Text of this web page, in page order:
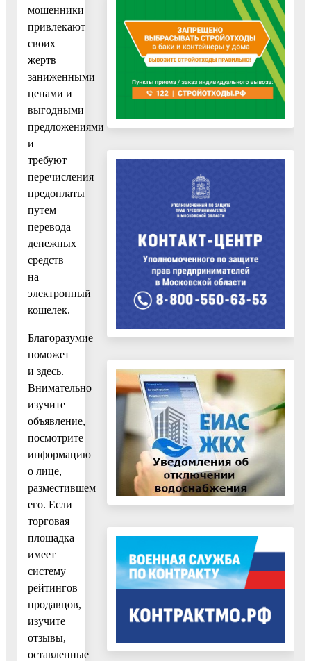
мошенники
привлекают
своих
жертв
заниженными
ценами и
выгодными
предложениями
и
требуют
перечисления
предоплаты
путем
перевода
денежных
средств
на
электронный
кошелек.
Благоразумие
поможет
и здесь.
Внимательно
изучите
объявление,
посмотрите
информацию
о лице,
разместившем
его. Если
торговая
площадка
имеет
систему
рейтингов
продавцов,
изучите
отзывы,
оставленные